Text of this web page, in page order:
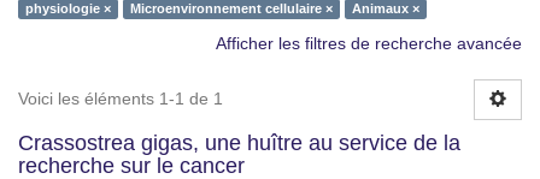
physiologie ×
Microenvironnement cellulaire × Animaux ×
Afficher les filtres de recherche avancée
Voici les éléments 1-1 de 1
Crassostrea gigas, une huître au service de la
recherche sur le cancer